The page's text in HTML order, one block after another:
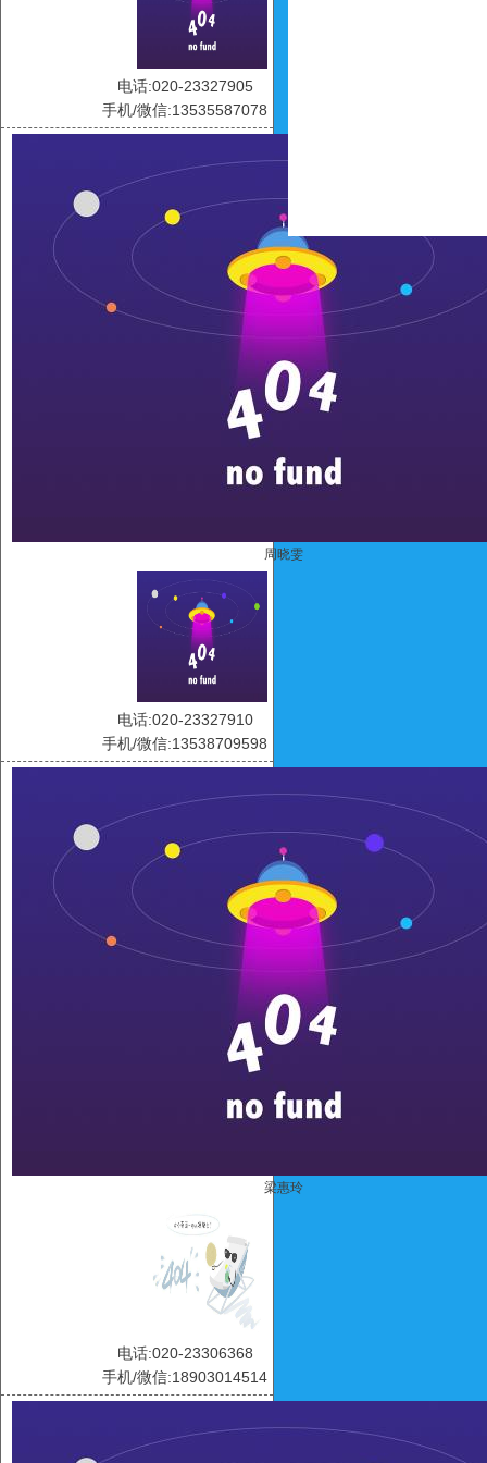
电话:020-23327905
手机/微信:13535587078
周晓雯
电话:020-23327910
手机/微信:13538709598
梁惠玲
电话:020-23306368
手机/微信:18903014514